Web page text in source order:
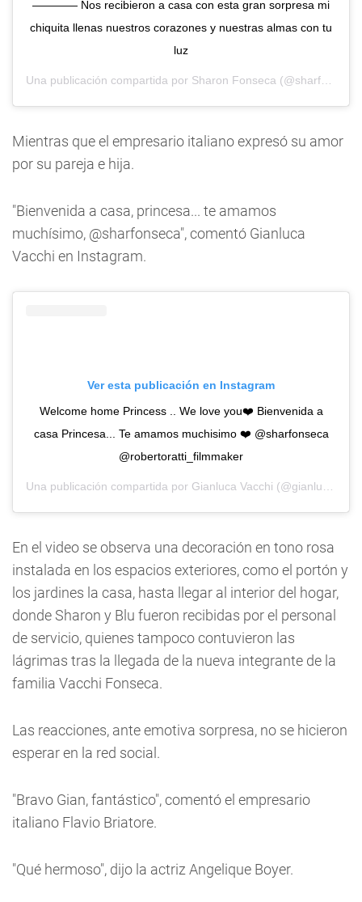
———— Nos recibieron a casa con esta gran sorpresa mi
chiquita llenas nuestros corazones y nuestras almas con tu
luz
Una publicación compartida por Sharon Fonseca (@sharfonseca) el
Mientras que el empresario italiano expresó su amor
por su pareja e hija.
"Bienvenida a casa, princesa... te amamos
muchísimo, @sharfonseca", comentó Gianluca
Vacchi en Instagram.
Ver esta publicación en Instagram
Welcome home Princess .. We love you❤️ Bienvenida a
casa Princesa... Te amamos muchisimo ❤️ @sharfonseca
@robertoratti_filmmaker
Una publicación compartida por Gianluca Vacchi (@gianlucavacchi) el
En el video se observa una decoración en tono rosa
instalada en los espacios exteriores, como el portón y
los jardines la casa, hasta llegar al interior del hogar,
donde Sharon y Blu fueron recibidas por el personal
de servicio, quienes tampoco contuvieron las
lágrimas tras la llegada de la nueva integrante de la
familia Vacchi Fonseca.
Las reacciones, ante emotiva sorpresa, no se hicieron
esperar en la red social.
"Bravo Gian, fantástico", comentó el empresario
italiano Flavio Briatore.
"Qué hermoso", dijo la actriz Angelique Boyer.